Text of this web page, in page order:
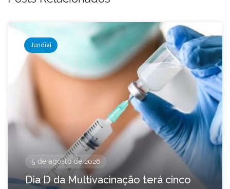
Jundiaí
5 de agosto de 2026
Dia D da Multivacinação terá cinco